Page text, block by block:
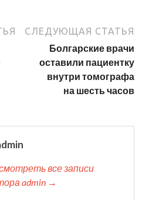
СЛЕДУЮЩАЯ СТАТЬЯ
Болгарские врачи
оставили пациентку
внутри томографа
на шесть часов
все записи
admin →